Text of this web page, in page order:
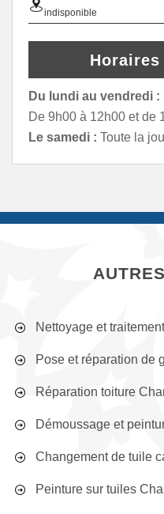
indisponible
Du lundi au vendredi :
De 9h00 à 12h00 et de
Le samedi : Toute la
Nettoyage et
Pose et réparation de
Réparation toiture
Démoussage et
Changement de tuile
Peinture sur tuiles